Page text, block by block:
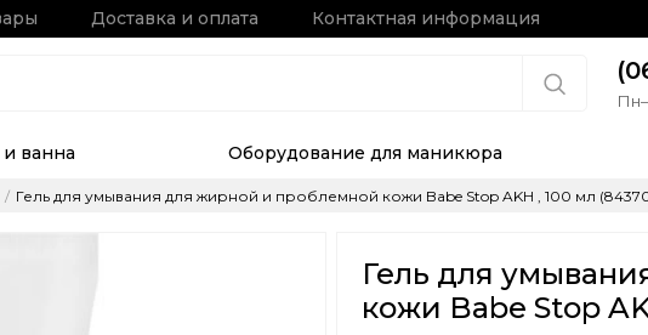
Доставка и оплата Контактная информация
и ванна Оборудование для маникюра
Гель для умывания для жирной и проблемной кожи Babe Stop AKH , 100 мл
Гель для
кожи Babe Stop